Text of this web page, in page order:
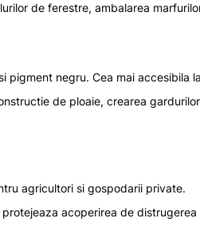
de ferestre, ambalarea
pigment negru. Cea mai accesibila
de ploaie, crearea
agricultori si gospodarii private.
acoperirea de